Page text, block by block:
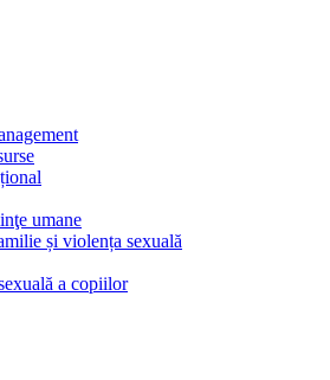
umane
și violența sexuală
a copiilor